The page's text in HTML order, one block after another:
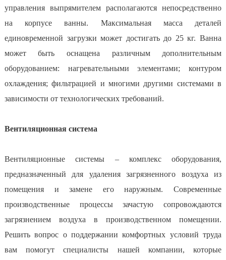
управления выпрямителем располагаются непосредственно
на корпусе ванны. Максимальная масса деталей
единовременной загрузки может достигать до 25 кг. Ванна
может быть оснащена различным дополнительным
оборудованием: нагревательными элементами; контуром
охлаждения; фильтрацией и многими другими системами в
зависимости от технологических требований.
Вентиляционная система
Вентиляционные системы – комплекс оборудования,
предназначенный для удаления загрязненного воздуха из
помещения и замене его наружным. Современные
производственные процессы зачастую сопровождаются
загрязнением воздуха в производственном помещении.
Решить вопрос о поддержании комфортных условий труда
вам помогут специалисты нашей компании, которые